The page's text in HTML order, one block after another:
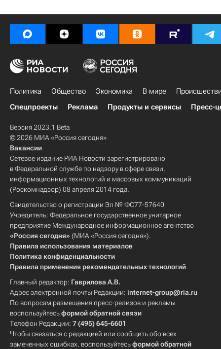
Политика Общество Экономика В мире
Спецпроекты
Реклама Продукты и сервисы Пресс-
Версия 2023.1 Beta
© 2026 МИА «Россия сегодня»
Вакансии
Сетевое издание РИА Новости зарегистрировано
в Федеральной службе по надзору в сфере связи,
информационных технологий и массовых коммуникаций
(Роскомнадзор) 08 апреля 2014 года.
Свидетельство о регистрации Эл № ФС77-57640
Учредитель: Федеральное государственное унитарное
предприятие Международное информационное агентство
«Россия сегодня» (МИА «Россия сегодня»).
Правила использования материалов
Политика конфиденциальности
Правила применения рекомендательных технологий
Главный редактор: Гаврилова А.В.
Адрес электронной почты Редакции: internet-group@ria.ru
По вопросам размещения пресс-релизов и рекламы
воспользуйтесьформой обратной связи
Телефон Редакции: 7 (495) 645-6601
Чтобы связаться с редакцией или сообщить обо всех
замеченных ошибках, воспользуйтесьформой обратной